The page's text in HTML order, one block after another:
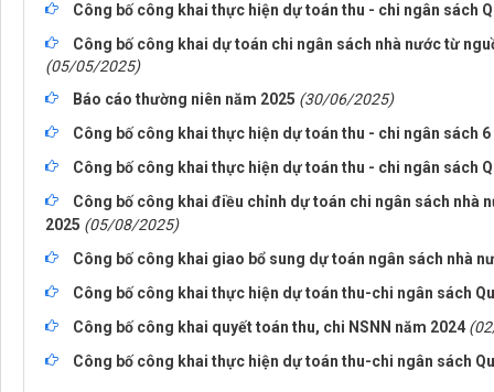
Công bố công khai thực hiện dự toán thu - chi ngân sách
Công bố công khai dự toán chi ngân sách nhà nước từ
(05/05/2025)
Báo cáo thường niên năm 2025 (30/06/2025)
Công bố công khai thực hiện dự toán thu - chi ngân sách
Công bố công khai thực hiện dự toán thu - chi ngân sách
Công bố công khai điều chỉnh dự toán chi ngân sách nhà
2025 (05/08/2025)
Công bố công khai giao bổ sung dự toán ngân sách nhà
Công bố công khai thực hiện dự toán thu-chi ngân sách
Công bố công khai quyết toán thu, chi NSNN năm 2024
Công bố công khai thực hiện dự toán thu-chi ngân sách